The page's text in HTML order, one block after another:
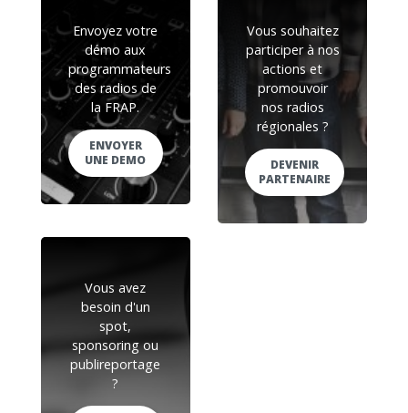
Envoyez votre
démo aux
programmateurs
des radios de
la FRAP.
ENVOYER
UNE DEMO
Vous souhaitez
participer à nos
actions et
promouvoir
nos radios
régionales ?
DEVENIR
PARTENAIRE
Vous avez
besoin d'un
spot,
sponsoring ou
publireportage
?